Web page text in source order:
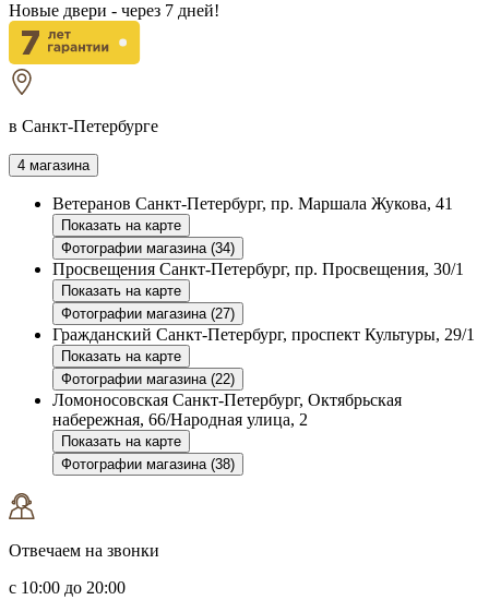
Новые двери - через 7 дней!
в Санкт-Петербурге
4 магазина
Ветеранов Санкт-Петербург, пр. Маршала Жукова, 41
Показать на карте
Фотографии магазина (34)
Просвещения Санкт-Петербург, пр. Просвещения, 30/1
Показать на карте
Фотографии магазина (27)
Гражданский Санкт-Петербург, проспект Культуры, 29/1
Показать на карте
Фотографии магазина (22)
Ломоносовская Санкт-Петербург, Октябрьская
набережная, 66/Народная улица, 2
Показать на карте
Фотографии магазина (38)
Отвечаем на звонки
с 10:00 до 20:00